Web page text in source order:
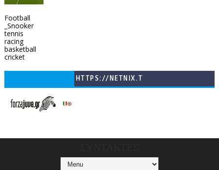
Football
_Snooker
tennis
racing
basketball
cricket
HTTPS://NETNIX.T